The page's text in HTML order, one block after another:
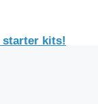
starter kits!